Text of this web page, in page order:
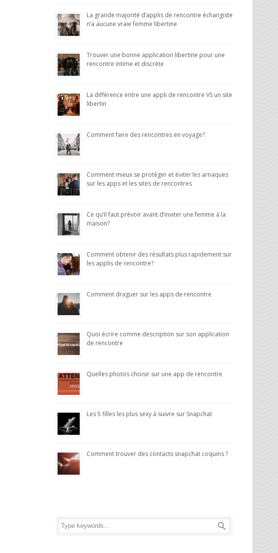
La grande majorité d’applis de rencontre échangiste
n’a aucune vraie femme libertine
Trouver une bonne application libertine pour une
rencontre intime et discrète
La différence entre une appli de rencontre VS un site
libertin
Comment faire des rencontres en voyage?
Comment mieux se protéger et éviter les arnaques
sur les apps et les sites de rencontres
Ce qu’il faut prévoir avant d’inviter une femme à la
maison?
Comment obtenir des résultats plus rapidement sur
les applis de rencontre?
Comment draguer sur les apps de rencontre
Quoi écrire comme description sur son application
de rencontre
Quelles photos choisir sur une app de rencontre
Les 5 filles les plus sexy à suivre sur Snapchat
Comment trouver des contacts snapchat coquins ?